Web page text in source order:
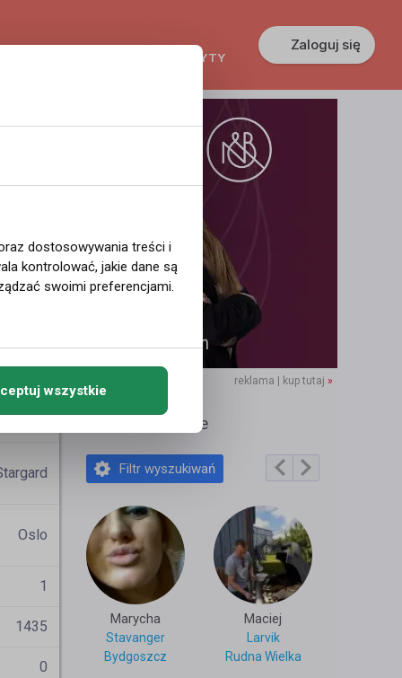
KREDYTY
Zaloguj się
reklama | kup tutaj »
Oslo
1
1435
0
Polecane profile
Filtr wyszukiwań
Marycha
Stavanger
Bydgoszcz
Maciej
Larvik
Rudna Wielka
dostosowywania treści i
kontrolować, jakie dane są
swoimi preferencjami.
wszystkie